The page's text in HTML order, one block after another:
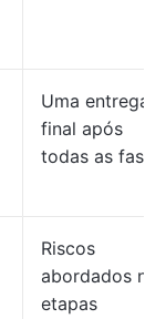
Uma entrega
final após
todas as fases
Riscos
abordados nas
etapas